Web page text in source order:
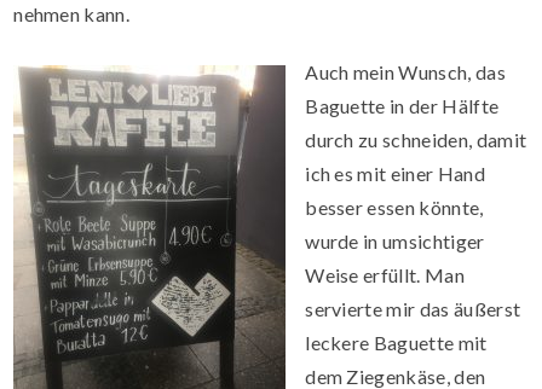
nehmen kann.
Auch mein Wunsch, das
Baguette in der Hälfte
durch zu schneiden, damit
ich es mit einer Hand
besser essen könnte,
wurde in umsichtiger
Weise erfüllt. Man
servierte mir das äußerst
leckere Baguette mit
dem Ziegenkäse, den